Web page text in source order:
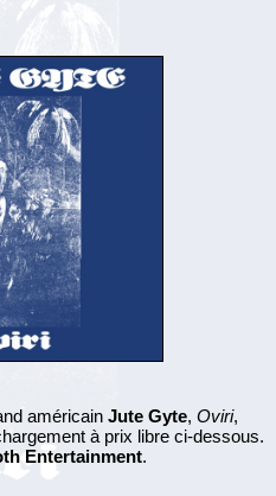
américain Jute Gyte, Oviri,
à prix libre ci-dessous.
Entertainment.